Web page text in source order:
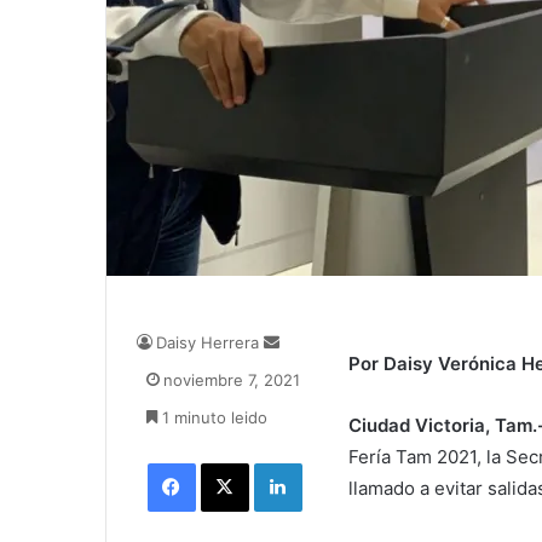
Por Daisy Verónica
Ciudad Victoria,
Fería Tam 2021, la
llamado a evitar
Daisy Herrera
n
e
noviembre 7, 2021
1 minuto leido
Facebook X LinkedIn